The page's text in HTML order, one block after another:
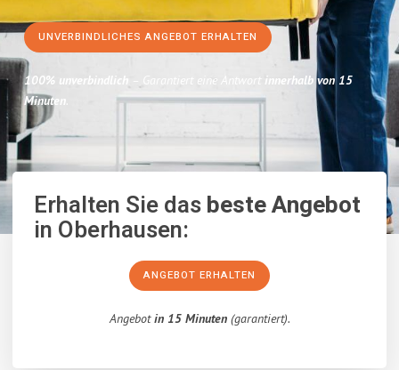
UNVERBINDLICHES ANGEBOT ERHALTEN
100% unverbindlich – Garantiert eine Antwort innerhalb von 15
Minuten.
Erhalten Sie dasbeste Angebot
in Oberhausen:
ANGEBOT ERHALTEN
Angebotin 15 Minuten(garantiert).